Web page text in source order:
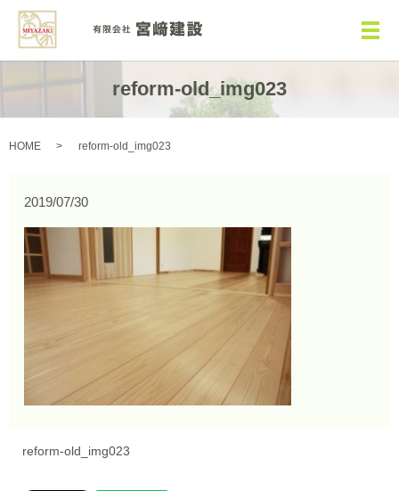
メ
reform-old_img023
HOME reform-old_img023
2019/07/30
reform-old_img023